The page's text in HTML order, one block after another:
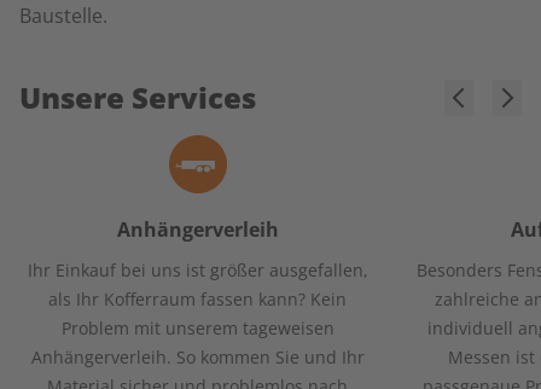
Baustelle.
Unsere Services
Anhängerverleih
Ihr Einkauf bei uns ist größer ausgefallen,
als Ihr Kofferraum fassen kann? Kein
Problem mit unserem tageweisen
Anhängerverleih. So kommen Sie und Ihr
Besonders
zahlreiche
individuell
Messen